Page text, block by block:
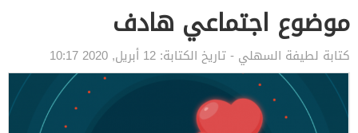
موضوع اجتماعي هادف
كتابة لطيفة السهلي - تاريخ الكتابة: 12 أبريل, 2020 10:17